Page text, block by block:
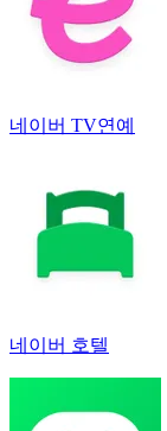
네이버 TV연예
네이버 호텔